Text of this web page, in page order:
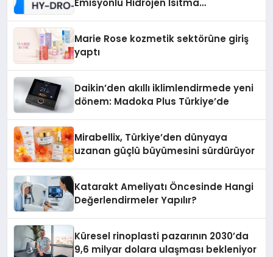
Emisyonlu Hidrojen Isıtma
Marie Rose kozmetik sektörüne giriş
yaptı
Daikin’den akıllı iklimlendirmede yeni
dönem: Madoka Plus Türkiye’de
Mirabellix, Türkiye’den dünyaya
uzanan güçlü büyümesini sürdürüyor
Katarakt Ameliyatı Öncesinde Hangi
Değerlendirmeler Yapılır?
Küresel rinoplasti pazarının 2030’da
9,6 milyar dolara ulaşması bekleniyor